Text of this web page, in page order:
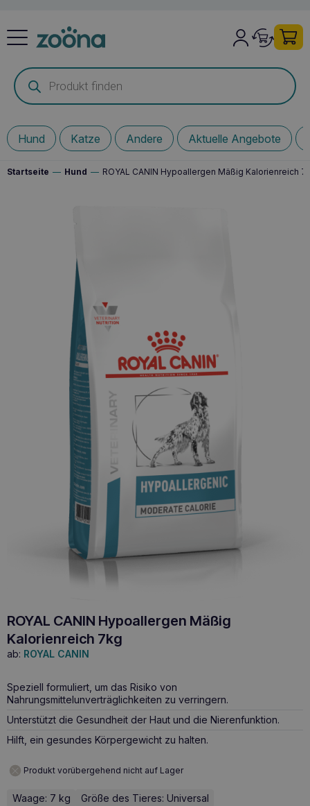
Products
search
Hund Katze Andere Aktuelle Angebote
Startseite — Hund — ROYAL CANIN Hypoallergen Mäßig Kalorienreich
ROYAL CANIN Hypoallergen Mäßig
Kalorienreich 7kg
ab: ROYAL CANIN
Speziell formuliert, um das Risiko von
Nahrungsmittelunverträglichkeiten zu verringern.
Unterstützt die Gesundheit der Haut und die Nierenfunktion.
Hilft, ein gesundes Körpergewicht zu halten.
Produkt vorübergehend nicht auf Lager
Waage: 7 kg
Größe des Tieres: Universal